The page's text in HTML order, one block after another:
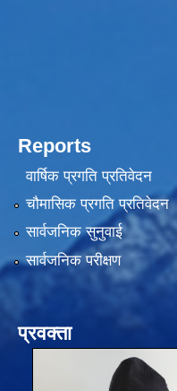
Reports
वार्षिक प्रगति प्रतिवेदन
चौमासिक प्रगति प्रतिवेदन
सार्वजनिक सुनुवाई
सार्वजनिक परीक्षण
प्रवक्ता